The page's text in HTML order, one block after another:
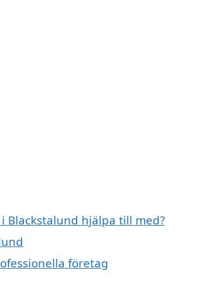
Blackstalund hjälpa till med?
företag